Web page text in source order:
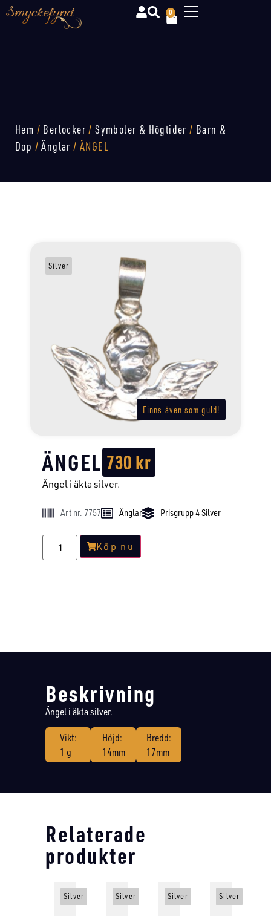
0
Hem / Berlocker /Symboler & Högtider / Barn &
Dop /Änglar / ÄNGEL
Finns även som guld!
Silver
ÄNGEL 730kr
Ängel i äkta silver.
Art nr. 7757 Änglar Prisgrupp 4 Silver
Köp nu
Beskrivning
Ängel i äkta silver.
Vikt:
1 g
Höjd:
14mm
Bredd:
17mm
Relaterade
produkter
Silver Silver Silver Silver